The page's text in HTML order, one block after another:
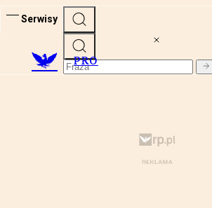
Serwisy
PRO